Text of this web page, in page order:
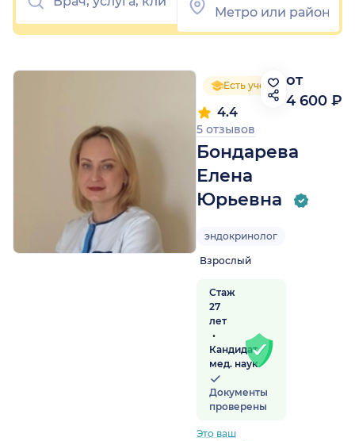
Есть ученая степень
Бондарева
Елена
Юрьевна
4.4
5 отзывов
эндокринолог
Взрослый
Стаж
27
лет
Кандидат
мед. наук
Документы
проверены
Это ваш
от
4 600 ₽